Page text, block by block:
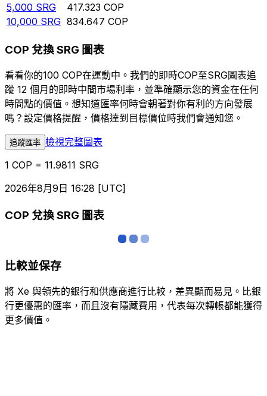
5,000 SRG 417.323 COP
10,000 SRG 834.647 COP
COP 兌換 SRG 圖表
看看你的100 COP在運動中。我們的即時COP至SRG圖表追
蹤 12 個月的即時中間市場利率，並準確顯示您的資金在任何
時間點的價值。想知道匯率何時會朝著對你有利的方向發展
嗎？設定價格提醒，價格達到目標價位時我們會通知您。
追蹤匯率 檢視完整圖表
1 COP = 11.9811 SRG
2026年8月9日 16:28 [UTC]
COP 兌換 SRG 圖表
比較並保存
將 Xe 與領先的銀行和供應商進行比較，差異顯而易見。比銀
行更優惠的匯率，而且沒有隱藏費用，代表每次轉帳都能獲得
更多價值。